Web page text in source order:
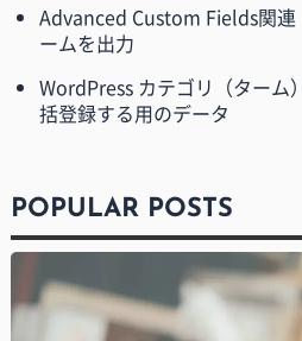
Advanced Custom Fields関連
ームを出力
WordPress カテゴリ（ターム
括登録する用のデータ
POPULAR POSTS